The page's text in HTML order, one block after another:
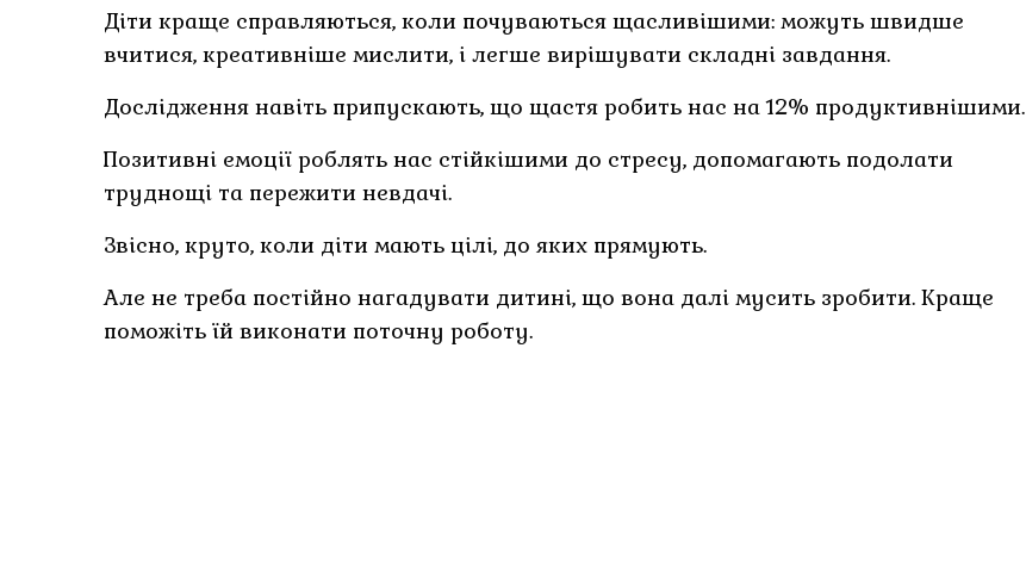
Діти краще справляються, коли почуваються щасливішими: можуть швидше
вчитися, креативніше мислити, і легше вирішувати складні завдання.
Дослідження навіть припускають, що щастя робить нас на 12% продуктивнішими.
Позитивні емоції роблять нас стійкішими до стресу, допомагають подолати
труднощі та пережити невдачі.
Звісно, круто, коли діти мають цілі, до яких прямують.
Але не треба постійно нагадувати дитині, що вона далі мусить зробити. Краще
поможіть їй виконати поточну роботу.